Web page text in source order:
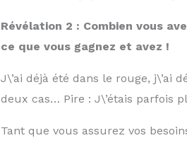
Révélation 2 : Combien vous
ce que vous gagnez et avez !
J\’ai déjà été dans le rouge, j\’ai
deux cas… Pire : J\’étais parfois
Tant que vous assurez vos